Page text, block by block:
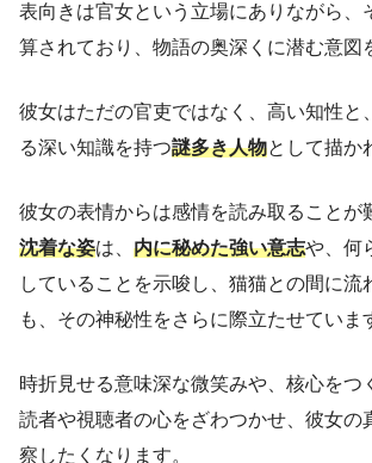
表向きは官女という立場にありながら、
算されており、物語の奥深くに潜む意図
彼女はただの官吏ではなく、高い知性と
る深い知識を持つ謎多き人物として描か
彼女の表情からは感情を読み取ることが
沈着な姿は、 内に秘めた強い意志や、何
していることを示唆し、猫猫との間に流
も、その神秘性をさらに際立たせていま
時折見せる意味深な微笑みや、核心をつ
読者や視聴者の心をざわつかせ、彼女の
察したくなります。